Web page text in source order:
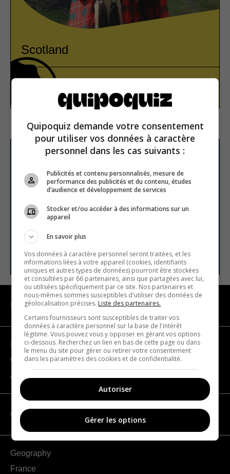
Scotland
newsletter
Email address
SUBSCRIBE
NAVIGATION
Become a partner
Contact us
About us
CATEGORIES
Geography
France
Quipoquiz demande votre consentement
pour utiliser vos données à caractère
personnel dans les cas suivants :
Publicités et contenu personnalisés, mesure de
performance des publicités et du contenu, études
d’audience et développement de services
Stocker et/ou accéder à des informations sur un
appareil
En savoir plus
Vos données à caractère personnel seront traitées, et les
informations liées à votre appareil (cookies, identifiants
uniques et autres types de données) pourront être stockées
et consultées par 66 partenaires, ainsi que partagées avec lui,
ou utilisées spécifiquement par ce site. Nos partenaires et
nous-mêmes sommes susceptibles d'utiliser des données de
géolocalisation précises. Liste des partenaires.
Certains fournisseurs sont susceptibles de traiter vos
données à caractère personnel sur la base de l'intérêt
légitime. Vous pouvez vous y opposer en gérant vos options
ci-dessous. Recherchez un lien en bas de cette page ou dans
le menu du site pour gérer ou retirer votre consentement
dans les paramètres des cookies et de confidentialité.
Autoriser
Gérer les options